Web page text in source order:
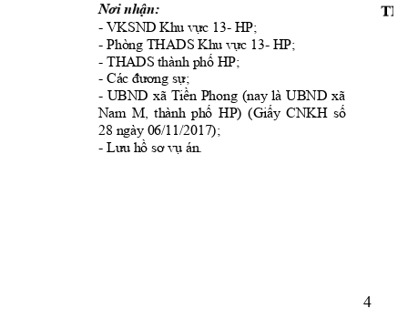
4
Nơi nhận:
- VKSND Khu vực 13- HP;
- Phòng THADS Khu vực 13- HP;
- THADS thành phố HP;
- Các đương sự;
- UBND xã Tiền Phong (nay là UBND xã
Nam M thành phố HP) (Giấy CNKH số
28 ngày 06/11/2017);
- Lưu hồ sơ vụ án.